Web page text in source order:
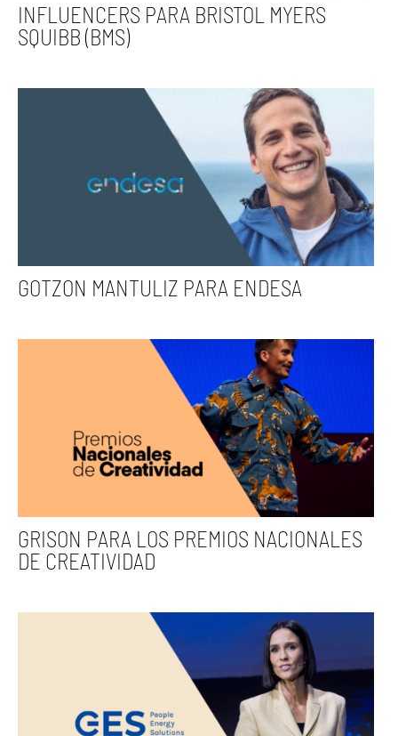
INFLUENCERS PARA BRISTOL MYERS
SQUIBB (BMS)
GOTZON MANTULIZ PARA ENDESA
GRISON PARA LOS PREMIOS NACIONALES
DE CREATIVIDAD